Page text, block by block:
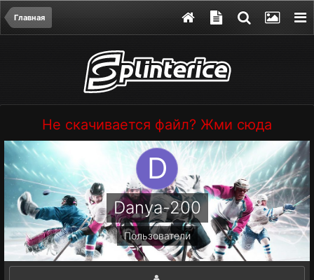
Главная
Не скачивается файл? Жми сюда
Danya-200
Пользователи